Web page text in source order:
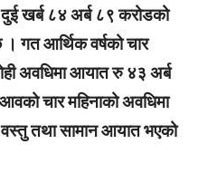
खर्ब ८४ अर्ब ८९ करोडको
गत आर्थिक वर्षको चार
अवधिमा आयात रु ४३ अर्ब
चार महिनाको अवधिमा
तथा सामान आयात भएको